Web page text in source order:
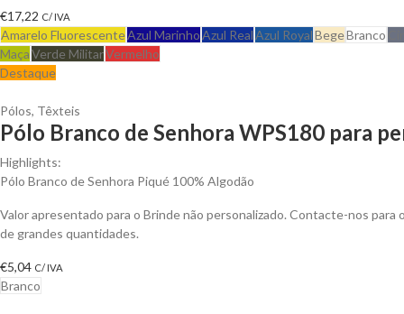
€17,22 C/ IVA
Amarelo FluorescenteAzul MarinhoAzul RealAzul RoyalBegeBranco
MaçaVerde MilitarVermelho
Destaque
Pólos, Têxteis
Pólo Branco de Senhora WPS180 para
Highlights:
Pólo Branco de Senhora Piqué 100% Algodão
Valor apresentado para o Brinde não personalizado. Contacte-nos
de grandes quantidades.
€5,04 C/ IVA
Branco